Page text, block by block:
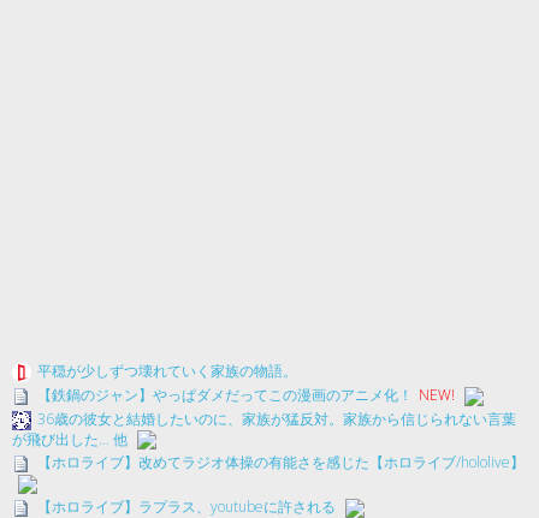
平穏が少しずつ壊れていく家族の物語。
【鉄鍋のジャン】やっぱダメだってこの漫画のアニメ化！
NEW!
36歳の彼女と結婚したいのに、家族が猛反対。家族から信じられない言葉
が飛び出した… 他
【ホロライブ】改めてラジオ体操の有能さを感じた【ホロライブ/hololive】
【ホロライブ】ラプラス、youtubeに許される